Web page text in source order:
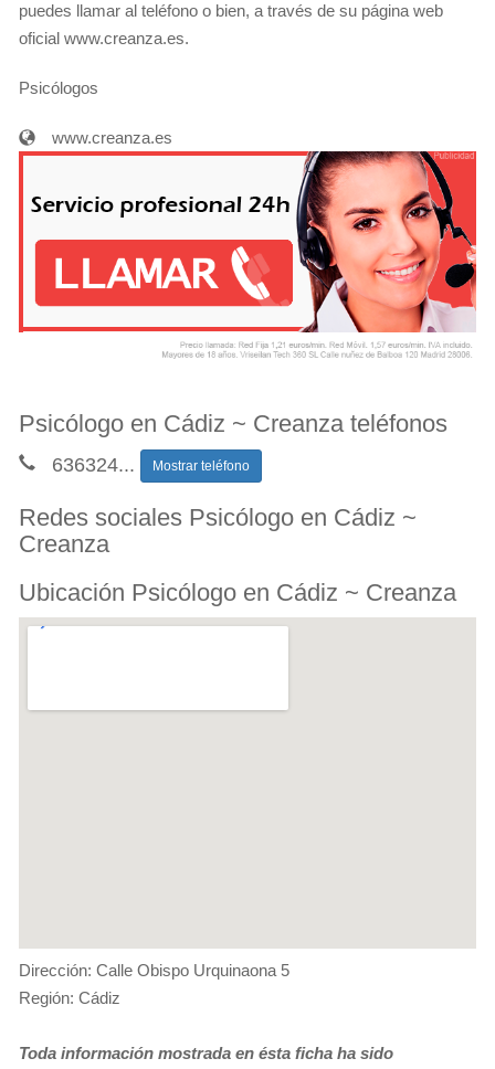
puedes llamar al teléfono o bien, a través de su página web
oficial www.creanza.es.
Psicólogos
www.creanza.es
Psicólogo en Cádiz ~ Creanza teléfonos
636324... Mostrar teléfono
Redes sociales Psicólogo en Cádiz ~
Creanza
Ubicación Psicólogo en Cádiz ~ Creanza
Dirección: Calle Obispo Urquinaona 5
Región: Cádiz
Toda información mostrada en ésta ficha ha sido